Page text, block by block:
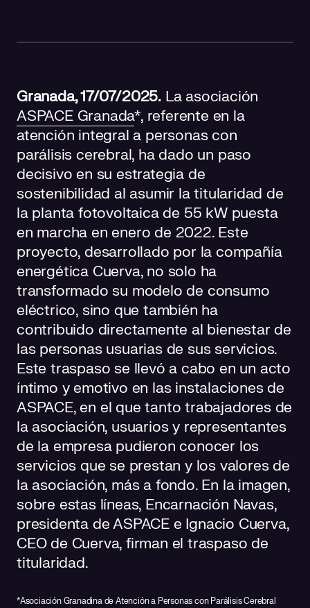
Granada, 17/07/2025. La asociación
ASPACE Granada*, referente en la
atención integral a personas con
parálisis cerebral, ha dado un paso
decisivo en su estrategia de
sostenibilidad al asumir la titularidad de
la planta fotovoltaica de 55 kW puesta
en marcha en enero de 2022. Este
proyecto, desarrollado por la compañía
energética Cuerva, no solo ha
transformado su modelo de consumo
eléctrico, sino que también ha
contribuido directamente al bienestar de
las personas usuarias de sus servicios.
Este traspaso se llevó a cabo en un acto
íntimo y emotivo en las instalaciones de
ASPACE, en el que tanto trabajadores de
la asociación, usuarios y representantes
de la empresa pudieron conocer los
servicios que se prestan y los valores de
la asociación, más a fondo. En la imagen,
sobre estas líneas, Encarnación Navas,
presidenta de ASPACE e Ignacio Cuerva,
CEO de Cuerva, firman el traspaso de
titularidad.
*Asociación Granadina de Atención a Personas con Parálisis Cerebral